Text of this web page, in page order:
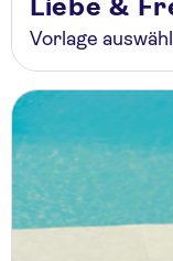
Liebe &
Vorlage